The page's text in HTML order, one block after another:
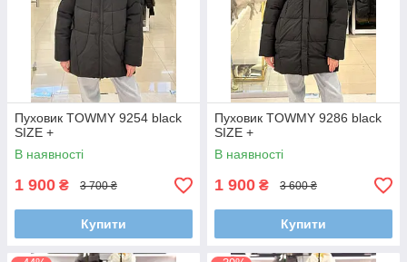
Пуховик TOWMY 9254 black
SIZE +
В наявності
1 900 ₴ 3 700 ₴
Купити
Пуховик TOWMY 9286 black
SIZE +
В наявності
1 900 ₴ 3 600 ₴
Купити